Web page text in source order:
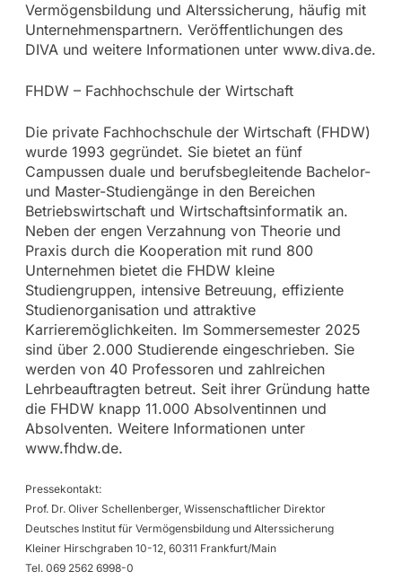
Vermögensbildung und Alterssicherung, häufig mit
Unternehmenspartnern. Veröffentlichungen des
DIVA und weitere Informationen unter www.diva.de.
FHDW – Fachhochschule der Wirtschaft
Die private Fachhochschule der Wirtschaft (FHDW)
wurde 1993 gegründet. Sie bietet an fünf
Campussen duale und berufsbegleitende Bachelor-
und Master-Studiengänge in den Bereichen
Betriebswirtschaft und Wirtschaftsinformatik an.
Neben der engen Verzahnung von Theorie und
Praxis durch die Kooperation mit rund 800
Unternehmen bietet die FHDW kleine
Studiengruppen, intensive Betreuung, effiziente
Studienorganisation und attraktive
Karrieremöglichkeiten. Im Sommersemester 2025
sind über 2.000 Studierende eingeschrieben. Sie
werden von 40 Professoren und zahlreichen
Lehrbeauftragten betreut. Seit ihrer Gründung hatte
die FHDW knapp 11.000 Absolventinnen und
Absolventen. Weitere Informationen unter
www.fhdw.de.
Pressekontakt:
Prof. Dr. Oliver Schellenberger, Wissenschaftlicher Direktor
Deutsches Institut für Vermögensbildung und Alterssicherung
Kleiner Hirschgraben 10-12, 60311 Frankfurt/Main
Tel. 069 2562 6998-0